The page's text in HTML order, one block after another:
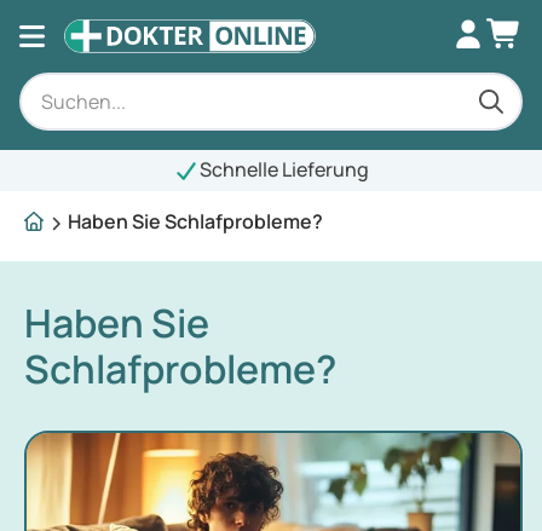
Schnelle Lieferung
Haben Sie Schlafprobleme?
Haben Sie
Schlafprobleme?